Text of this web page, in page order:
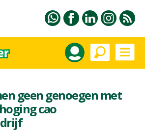
geen genoegen met
cao